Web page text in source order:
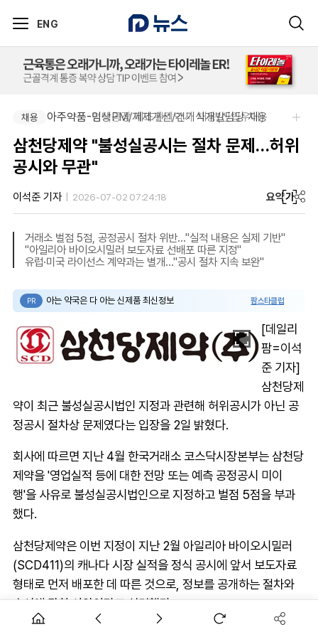
ENG
채용 아주약품-임상PM/제제개선/건기식개발담당 채용
채용 아주약품-평택공장 제조관리약사 채용(신입우대)
삼천당제약 "불성실공시는 절차 문제…허위
공시와 무관"
이석준 기자 2026-07-02 07:24:18 요약가
거래소 벌점 5점, 공정공시 절차 위반…"실적 내용은 실제 기반"
"아일리아 바이오시밀러 보도자료 선배포 따른 지정"
유럽·미국 라이선스 계약과는 별개…"공시 절차 지속 보완"
PR 아는 약국은 다 아는 신제품 최신정보 팜스타클럽
[데일리
팜=이석
준 기자]
삼천당제
약이 최근 불성실공시법인 지정과 관련해 허위공시가 아닌 공
정공시 절차상 문제였다는 입장을 2일 밝혔다.
회사에 따르면 지난 4월 한국거래소 코스닥시장본부는 삼천당
제약을 '영업실적 등에 대한 전망 또는 예측 공정공시 미이
행'을 사유로 불성실공시법인으로 지정하고 벌점 5점을 부과
했다.
삼천당제약은 이번 지정이 지난 2월 아일리아 바이오시밀러
(SCD411)의 캐나다 시장 실적을 정식 공시에 앞서 보도자료
형태로 먼저 배포한 데 따른 것으로, 정보를 공개하는 절차와
순서에 관한 사안이라고 설명했다.